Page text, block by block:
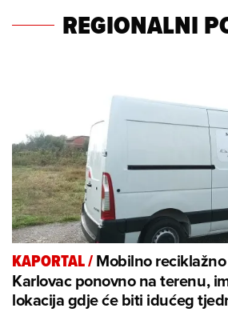
REGIONALNI
KAPORTAL/Mobilno
Karlovac ponovno na terenu,
lokacija gdje će biti idućeg